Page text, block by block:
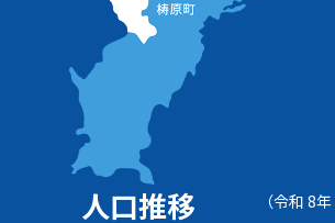
人口推移 （令和 8